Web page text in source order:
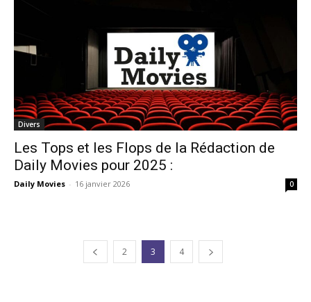
Divers
Les Tops et les Flops de la Rédaction de
Daily Movies pour 2025 :
Daily Movies - 16 janvier 2026 0
2 3 4